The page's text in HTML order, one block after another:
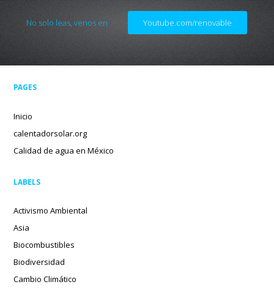
No solo leas, venos en Youtube.com/renovable
PAGES
Inicio
calentadorsolar.org
Calidad de agua en México
LABELS
Activismo Ambiental
Asia
Biocombustibles
Biodiversidad
Cambio Climático